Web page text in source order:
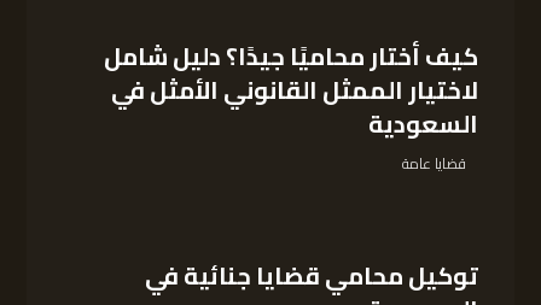
كيف أختار محاميًا جيدًا؟ دليل شامل
لاختيار الممثل القانوني الأمثل في
السعودية
قضايا عامة
توكيل محامي قضايا جنائية في